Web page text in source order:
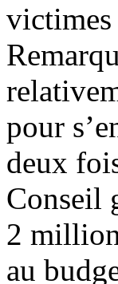
victimes
pour
deux
Conseil
2
au